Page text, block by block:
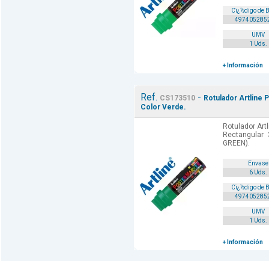
Cï¿½digo de
UMV
1 Uds.
+ Información
Ref. CS173510- Rotulador Artline
Color Verde.
Rotulador
Rectangular
GREEN).
Envase
6 Uds.
Cï¿½digo de
UMV
1 Uds.
+ Información